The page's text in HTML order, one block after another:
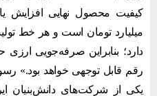
کیفیت محصول نهایی افزایش
دارد؛ بنابراین صرفه‌جویی
رقم قابل توجهی خواهد بود.»
یکی از شرکت‌های دانش‌بنیان